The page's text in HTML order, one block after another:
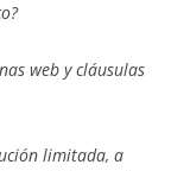
web y cláusulas
limitada, a